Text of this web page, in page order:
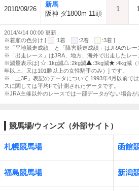
2010/09/26
新馬
阪神 ダ1800m 11頭
1
2014/4/14 00:00 更新
※着順の色分け [
:1着 :2着
:3着 ]
※「平地競走成績」と「障害競走成績」はJRAのレー
※「出走レース」はJRA、地方、海外で出走したレー
※減量表示は[
:1kg減 :2kg減 :3kg減 :4kg減（
年以上、又は101勝以上の女性騎手のみ）] です。
※「上3F」表記のデータについて 1993年4月以前で
スに関しては平均Fで計測されたデータです。
※JRA主催以外のレースでは一部データがない場合が
競馬場/ウィンズ（外部サイト）
札幌競馬場 函館
福島競馬場 新潟